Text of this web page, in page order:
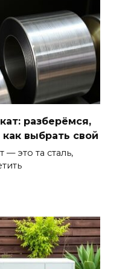
разберёмся,
выбрать свой
это та сталь,